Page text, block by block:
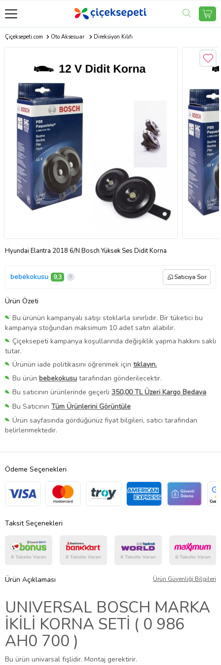
Çiçeksepeti.com Oto Aksesuar Direksiyon Kılıfı
Hyundai Elantra 2018 6/N Bosch Yüksek Ses Didit Korna
bebekokusu 9,3 Satıcıya Sor
Ürün Özeti
Bu ürünün kampanyalı satışı stoklarla sınırlıdır. Bir tüketici bu
kampanya stoğundan maksimum 10 adet satın alabilir.
Çiçeksepeti kampanya koşullarında değişiklik yapma hakkını saklı
tutar.
Ürünün iade politikasını öğrenmek için tıklayın.
Bu ürün bebekokusu tarafından gönderilecektir.
Bu satıcının ürünlerinde geçerli 350,00 TL Üzeri Kargo Bedava
Bu Satıcının Tüm Ürünlerini Görüntüle
Ürün sayfasında gördüğünüz fiyat bilgileri, satıcı tarafından
belirlenmektedir.
Ödeme Seçenekleri
Taksit Seçenekleri
Ürün Açıklaması Ürün Güvenliği Bilgileri
UNIVERSAL BOSCH MARKA
İKİLİ KORNA SETİ ( 0 986
AH0 700 )
Bu ürün univarsal fişlidir. Montaj gerektirir.